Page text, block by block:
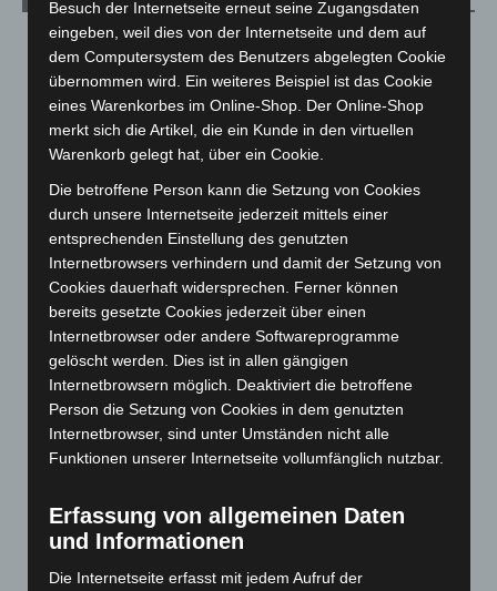
August 2026(15)
Juli 2026(73)
Juni 2026(139)
Mai 2026
(99)
März 2026(115)
Februar 2026(109)
Januar 2026
(122)
Dezember 2025(103)
November 2025(114)
Oktober 2025
September 2025(93)
August 2025(90)
Juni 2025(103)
Mai 2025 (112)
April 2025(88)
Besuch der Internetseite erneut seine Zugangsdaten
eingeben, weil dies von der Internetseite und dem auf
dem Computersystem des Benutzers abgelegten Cookie
übernommen wird. Ein weiteres Beispiel ist das Cookie
eines Warenkorbes im Online-Shop. Der Online-Shop
merkt sich die Artikel, die ein Kunde in den virtuellen
Warenkorb gelegt hat, über ein Cookie.
Die betroffene Person kann die Setzung von Cookies
durch unsere Internetseite jederzeit mittels einer
entsprechenden Einstellung des genutzten
Internetbrowsers verhindern und damit der Setzung von
Cookies dauerhaft widersprechen. Ferner können
bereits gesetzte Cookies jederzeit über einen
Internetbrowser oder andere Softwareprogramme
gelöscht werden. Dies ist in allen gängigen
Internetbrowsern möglich. Deaktiviert die betroffene
Person die Setzung von Cookies in dem genutzten
Internetbrowser, sind unter Umständen nicht alle
Funktionen unserer Internetseite vollumfänglich nutzbar.
Erfassung von allgemeinen Daten
und Informationen
Die Internetseite erfasst mit jedem Aufruf der